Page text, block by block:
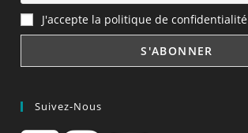
J'accepte la politique de confidentialité
Suivez-Nous